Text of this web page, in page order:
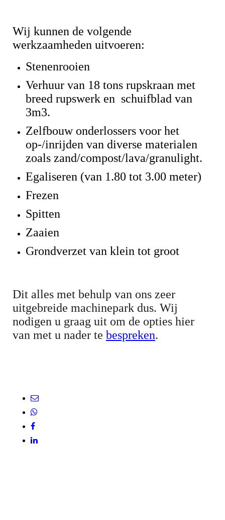
Wij kunnen de volgende
werkzaamheden uitvoeren:
Stenenrooien
Verhuur van 18 tons rupskraan met
breed rupswerk en schuifblad van
3m3.
Zelfbouw onderlossers voor het
op-/inrijden van diverse materialen
zoals zand/compost/lava/granulight.
Egaliseren (van 1.80 tot 3.00 meter)
Frezen
Spitten
Zaaien
Grondverzet van klein tot groot
Dit alles met behulp van ons zeer
uitgebreide machinepark dus. Wij
nodigen u graag uit om de opties hier
van met u nader te bespreken.